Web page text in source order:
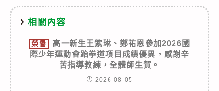
相關內容
榮譽
高一新生王紫琳、鄭祐恩參加2026國
際少年運動會跆拳道項目成績優異，感謝辛
苦指導教練，全體師生賀。
2026-08-05